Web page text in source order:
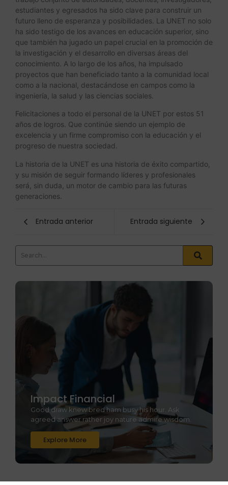
estudiantes y egresados ha sido clave para construir un
futuro lleno de esperanza y posibilidades. La UNET no solo
ha sido testigo de los avances en educación superior, sino
que también ha jugado un papel crucial en la promoción de
la investigación y el desarrollo en diversas áreas del
conocimiento. A lo largo de los años, ha impulsado
proyectos que han beneficiado tanto a la comunidad local
como a la nacional, destacándose en campos como la
ingeniería, la salud y las ciencias sociales.
Felicitaciones a todo el personal de la UNET por estos 51
años de logros. Que continúe siendo un ejemplo de
excelencia y un firme compromiso con la educación y el
progreso de nuestra sociedad.
La historia de la UNET es una historia de éxito compartido,
y su misión de seguir formando líderes y profesionales
será, sin duda, un motor de cambio para las futuras
generaciones.
Entrada anterior Entrada siguiente
Impact Financial
Good draw knew bred ham busy his hour. Ask
agreed answer rather joy nature admire wisdom.
Explore More